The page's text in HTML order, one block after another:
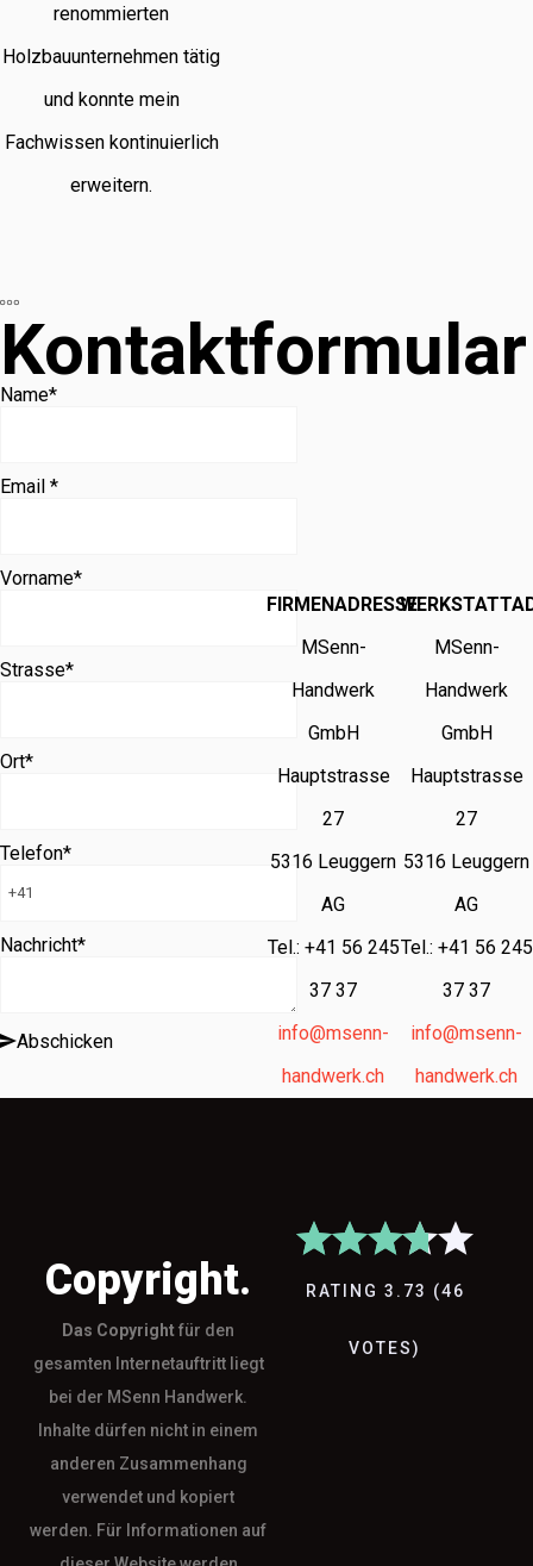
renommierten
Holzbauunternehmen tätig
und konnte mein
Fachwissen kontinuierlich
erweitern.
Kontaktformular
Name*
Email *
Vorname*
Strasse*
Ort*
Telefon*
Nachricht*
Abschicken
FIRMENADRESSE
MSenn-
Handwerk
GmbH
Hauptstrasse
27
5316 Leuggern
AG
Tel.: +41 56 245
37 37
info@msenn-
handwerk.ch
MSenn-
Handwerk
GmbH
Hauptstrasse
27
5316 Leuggern
AG
Tel.: +41 56 245
37 37
info@msenn-
handwerk.ch
Copyright.
Das Copyrightfür den
gesamten Internetauftritt liegt
bei der MSenn Handwerk.
Inhalte dürfen nicht in einem
anderen Zusammenhang
verwendet und kopiert
werden. Für Informationen auf
RATING 3.73 (46
VOTES)